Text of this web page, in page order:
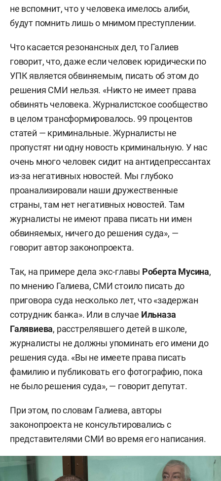
не вспомнит, что у человека имелось алиби,
будут помнить лишь о мнимом преступлении.
Что касается резонансных дел, то Галиев
говорит, что, даже если человек юридически по
УПК является обвиняемым, писать об этом до
решения СМИ нельзя. «Никто не имеет права
обвинять человека. Журналистское сообщество
в целом трансформировалось. 99 процентов
статей — криминальные. Журналисты не
пропустят ни одну новость криминальную. У нас
очень много человек сидит на антидепрессантах
из-за негативных новостей. Мы глубоко
проанализировали наши дружественные
страны, там нет негативных новостей. Там
журналисты не имеют права писать ни имен
обвиняемых, ничего до решения суда», —
говорит автор законопроекта.
Так, на примере дела экс-главы Роберта Мусина,
по мнению Галиева, СМИ стоило писать до
приговора суда несколько лет, что «задержан
сотрудник банка». Или в случае Ильназа
Галявиева, расстрелявшего детей в школе,
журналисты не должны упоминать его имени до
решения суда. «Вы не имеете права писать
фамилию и публиковать его фотографию, пока
не было решения суда», — говорит депутат.
При этом, по словам Галиева, авторы
законопроекта не консультировались с
представителями СМИ во время его написания.